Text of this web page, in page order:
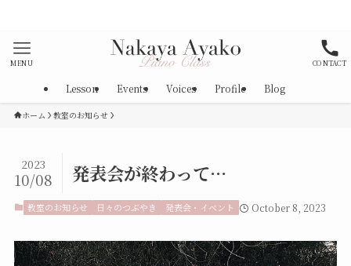
CONTACT
MENU
Lesson Events Voices Profile Blog
ホーム 教室のお知らせ
発表会が終わって…
2023
10/08
教室のお知らせ 日々のつぶやき 発表会・イベント October 8, 2023